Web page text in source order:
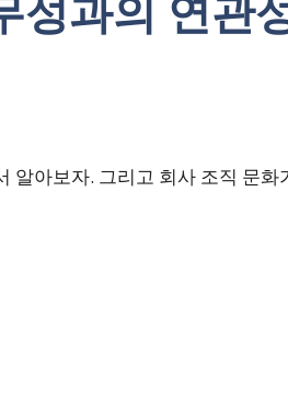
알아보자. 그리고 회사 조직 문